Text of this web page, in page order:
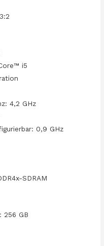
i5
4,2 GHz
0,9 GHz
SDRAM
256 GB